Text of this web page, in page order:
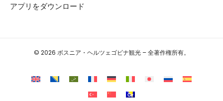
アプリをダウンロード
© 2026 ボスニア・ヘルツェゴビナ観光 – 全著作権所有。